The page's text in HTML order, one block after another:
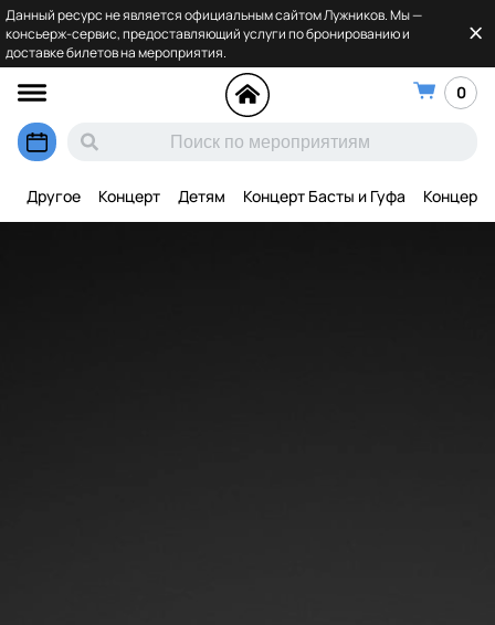
Данный ресурс не является официальным сайтом Лужников. Мы —
консьерж-сервис, предоставляющий услуги по бронированию и
доставке билетов на мероприятия.
0
Другое Концерт Детям Концерт Басты и Гуфа Концерт